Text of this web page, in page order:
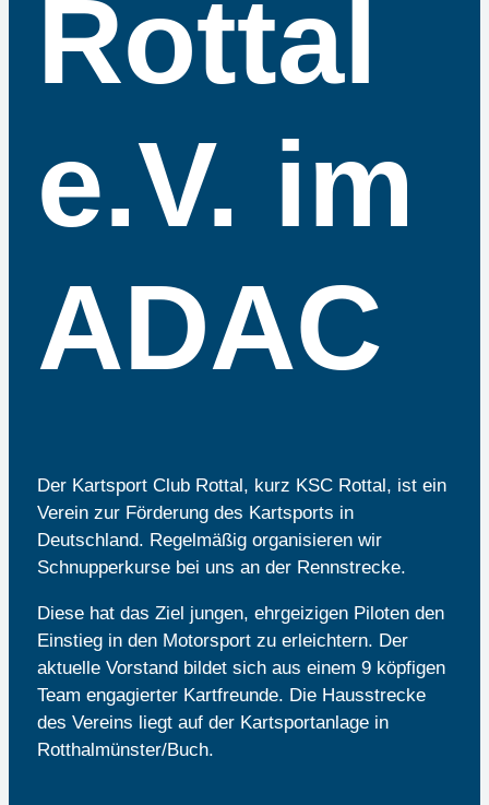
Rottal
e.V. im
ADAC
Der Kartsport Club Rottal, kurz KSC Rottal, ist ein
Verein zur Förderung des Kartsports in
Deutschland. Regelmäßig organisieren wir
Schnupperkurse bei uns an der Rennstrecke.
Diese hat das Ziel jungen, ehrgeizigen Piloten den
Einstieg in den Motorsport zu erleichtern. Der
aktuelle Vorstand bildet sich aus einem 9 köpfigen
Team engagierter Kartfreunde. Die Hausstrecke
des Vereins liegt auf der Kartsportanlage in
Rotthalmünster/Buch.